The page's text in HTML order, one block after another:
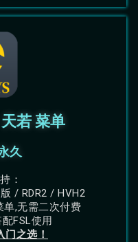
若 菜单
久
：
/ RDR2 / HVH2
单,无需二次付费
FSL使用
之选！